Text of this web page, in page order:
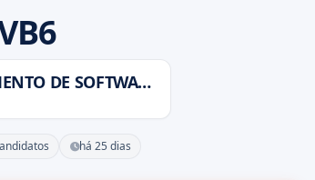
CODGOX DESENVOLVIMENTO DE SOFTWARE LTDA
há 25 dias